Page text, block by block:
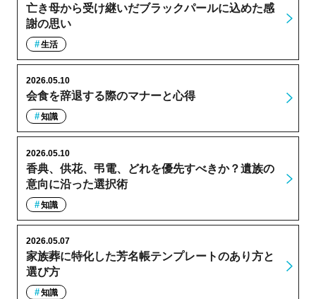
亡き母から受け継いだブラックパールに込めた感
謝の思い
生活
会食を辞退する際のマナーと心得
2026.05.10
知識
香典、供花、弔電、どれを優先すべきか？遺族の
意向に沿った選択術
2026.05.10
知識
家族葬に特化した芳名帳テンプレートのあり方と
選び方
2026.05.07
知識